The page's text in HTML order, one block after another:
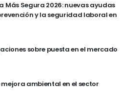
Más Segura 2026: nuevas ayudas
y la seguridad laboral en
sobre puesta en el mercado
ambiental en el sector